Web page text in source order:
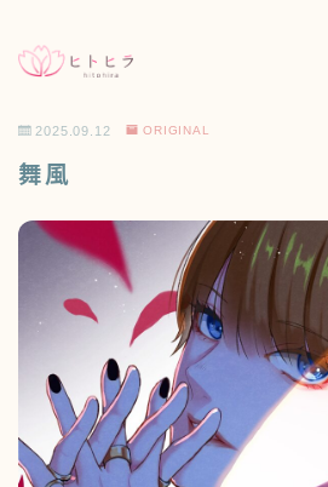
HOME
NEWS お知らせ
PORTFOLIO 作品一覧
ORIGINAL 個人制作
MINI CHARACTER ミニキャラ
WORKS 制作実績
SHOP 通販
2025.09.12 ORIGINAL
舞風